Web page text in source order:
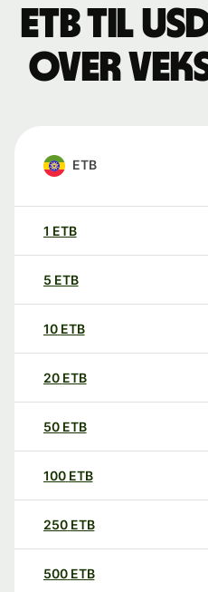
ETB til
over
ETB
1 ETB
5 ETB
10 ETB
20 ETB
50 ETB
100 ETB
250 ETB
500 ETB